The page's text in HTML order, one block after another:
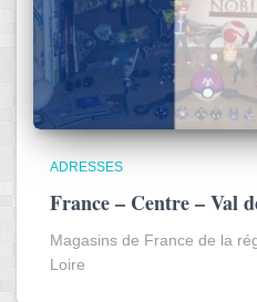
ADRESSES
France – Centre – Val
Magasins de France de la
Loire